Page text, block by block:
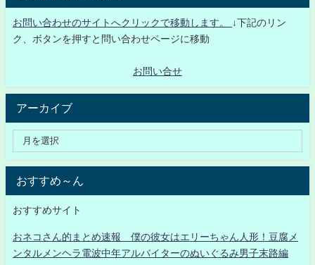
お問い合わせのサイトへクリックで移動します。
↓下記のリン
ク、ボタンを押すと問い合わせページに移動
お問い合せ
アーカイブ
おすすめ～ん
おすすめサイト
おネコさん的まとめ速報 僕の彼女はエリーちゃん人形！豆腐メ
ンタルメンヘラ電波中年アルバイターのぬいぐるみ男子末路編